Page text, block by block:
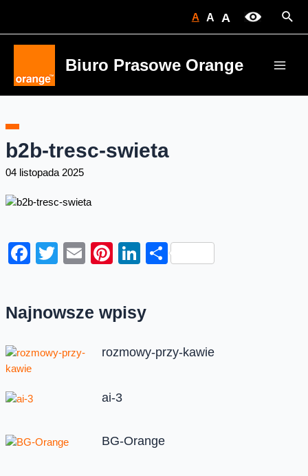
A A A
Biuro Prasowe Orange
b2b-tresc-swieta
04 listopada 2025
Facebook
Twitter
EmailPinterest
LinkedIn
Share
Najnowsze wpisy
rozmowy-przy-kawie
ai-3
BG-Orange